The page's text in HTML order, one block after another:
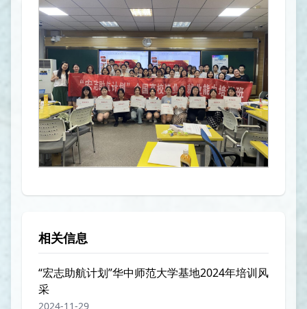
相关信息
“宏志助航计划”华中师范大学基地2024年培训风
采
2024-11-29